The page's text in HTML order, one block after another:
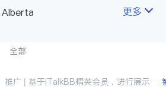
Alberta 更多
全部
推广 | 基于iTalkBB精英会员，进行展示